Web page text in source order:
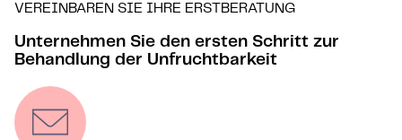
VEREINBAREN SIE IHRE ERSTBERATUNG
Unternehmen Sie den ersten Schritt zur
Behandlung der Unfruchtbarkeit